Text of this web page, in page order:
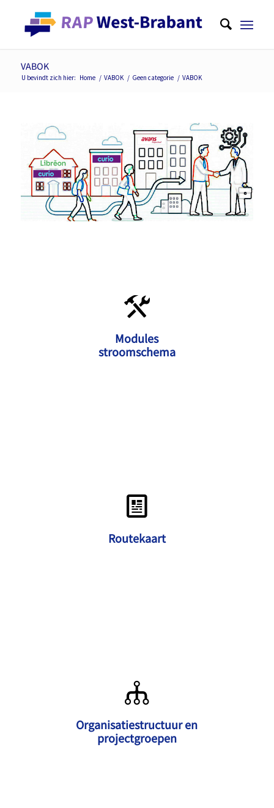
VABOK
U bevindt zich hier: Home / VABOK / Geen categorie / VABOK
Modules
stroomschema
Routekaart
Organisatiestructuur en
projectgroepen